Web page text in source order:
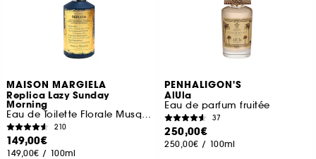
MAISON MARGIELA
Replica Lazy Sunday
Morning
Eau de Toilette Florale Musquée
210
149,00€
149,00€ / 100ml
PENHALIGON'S
AlUla
Eau de parfum fruitée
37
250,00€
250,00€ / 100ml